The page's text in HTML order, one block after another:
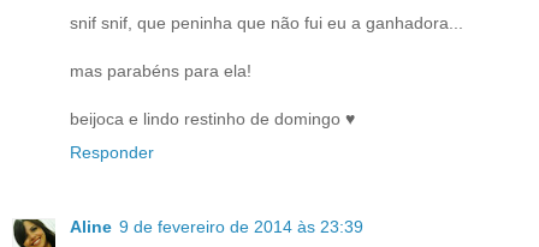
snif snif, que peninha que não fui eu a ganhadora...
mas parabéns para ela!
beijoca e lindo restinho de domingo ♥
Responder
Aline 9 de fevereiro de 2014 às 23:39